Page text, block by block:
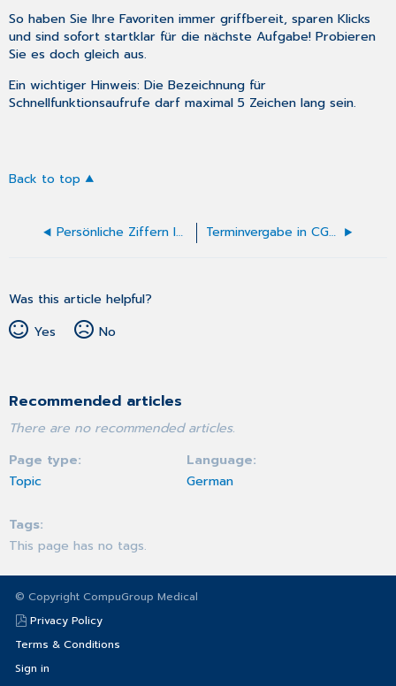
So haben Sie Ihre Favoriten immer griffbereit, sparen Klicks
und sind sofort startklar für die nächste Aufgabe! Probieren
Sie es doch gleich aus.
Ein wichtiger Hinweis: Die Bezeichnung für
Schnellfunktionsaufrufe darf maximal 5 Zeichen lang sein.
Back to top
Persönliche Ziffern Ihrer Praxis in CGM M1 PRO kontrollieren Terminvergabe in CGM M1 PRO
Was this article helpful?
Yes
No
Recommended articles
There are no recommended articles.
Page type
Topic
Language
German
Tags
This page has no tags.
© Copyright CompuGroup Medical
Privacy Policy
Terms & Conditions
Sign in